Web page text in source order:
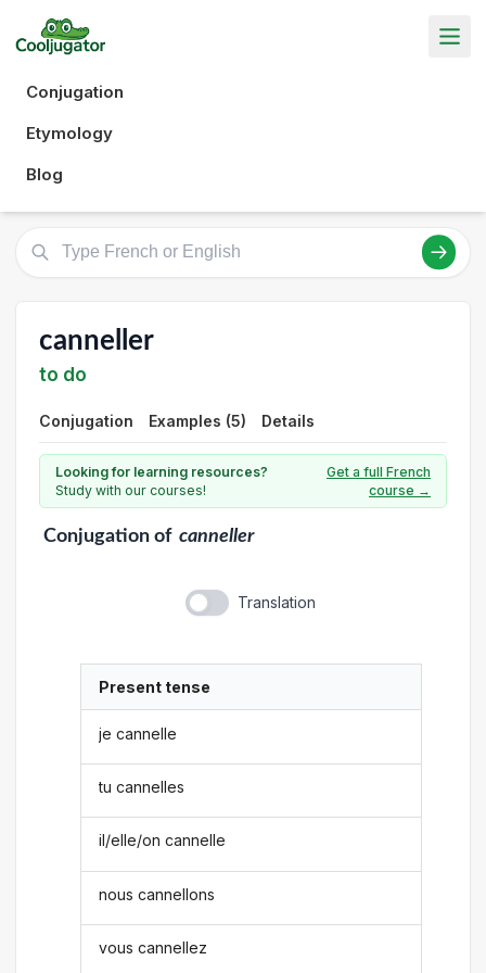
Conjugation
Etymology
Blog
canneller
to do
Conjugation Examples (5) Details
Looking for learning resources?
Study with our courses!
Get a full French
course →
Conjugationof canneller
Translation
Present tense
je cannelle
tu cannelles
il/elle/on cannelle
nous cannellons
vous cannellez